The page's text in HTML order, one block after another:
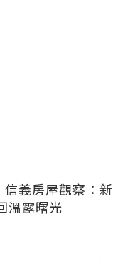
義房屋觀察：新
溫露曙光